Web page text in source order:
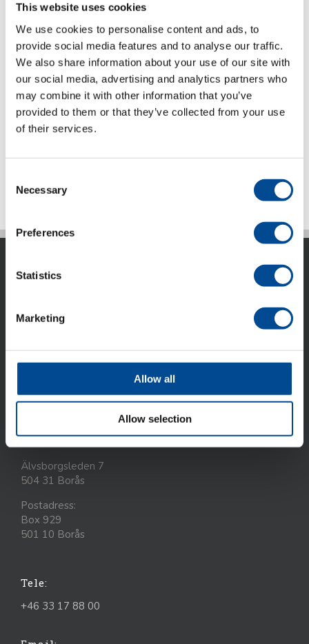
This website uses cookies
We use cookies to personalise content and ads, to
provide social media features and to analyse our traffic.
We also share information about your use of our site with
our social media, advertising and analytics partners who
may combine it with other information that you’ve
provided to them or that they’ve collected from your use
of their services.
Selection
Necessary
Preferences
Statistics
Marketing
Allow all
Allow selection
enkellagersmaskin så möjliggör det
en snabb övergång från traditionell
skärning till laserskärning.
Produktblad (pdf) engelska
https://youtu.be/vOmABV5lRREFör
marknadsför avancerad utrustning, system och kunskap
till den tillverkande industrin. ACG Nyström har idag 6
dotterbolag, verksamma i Finland, Danmark, Baltikum,
Ukraina.
Älvsborgsleden 7
504 31 Borås
Postadress:
Box 929
501 10 Borås
Tele:
+46 33 17 88 00